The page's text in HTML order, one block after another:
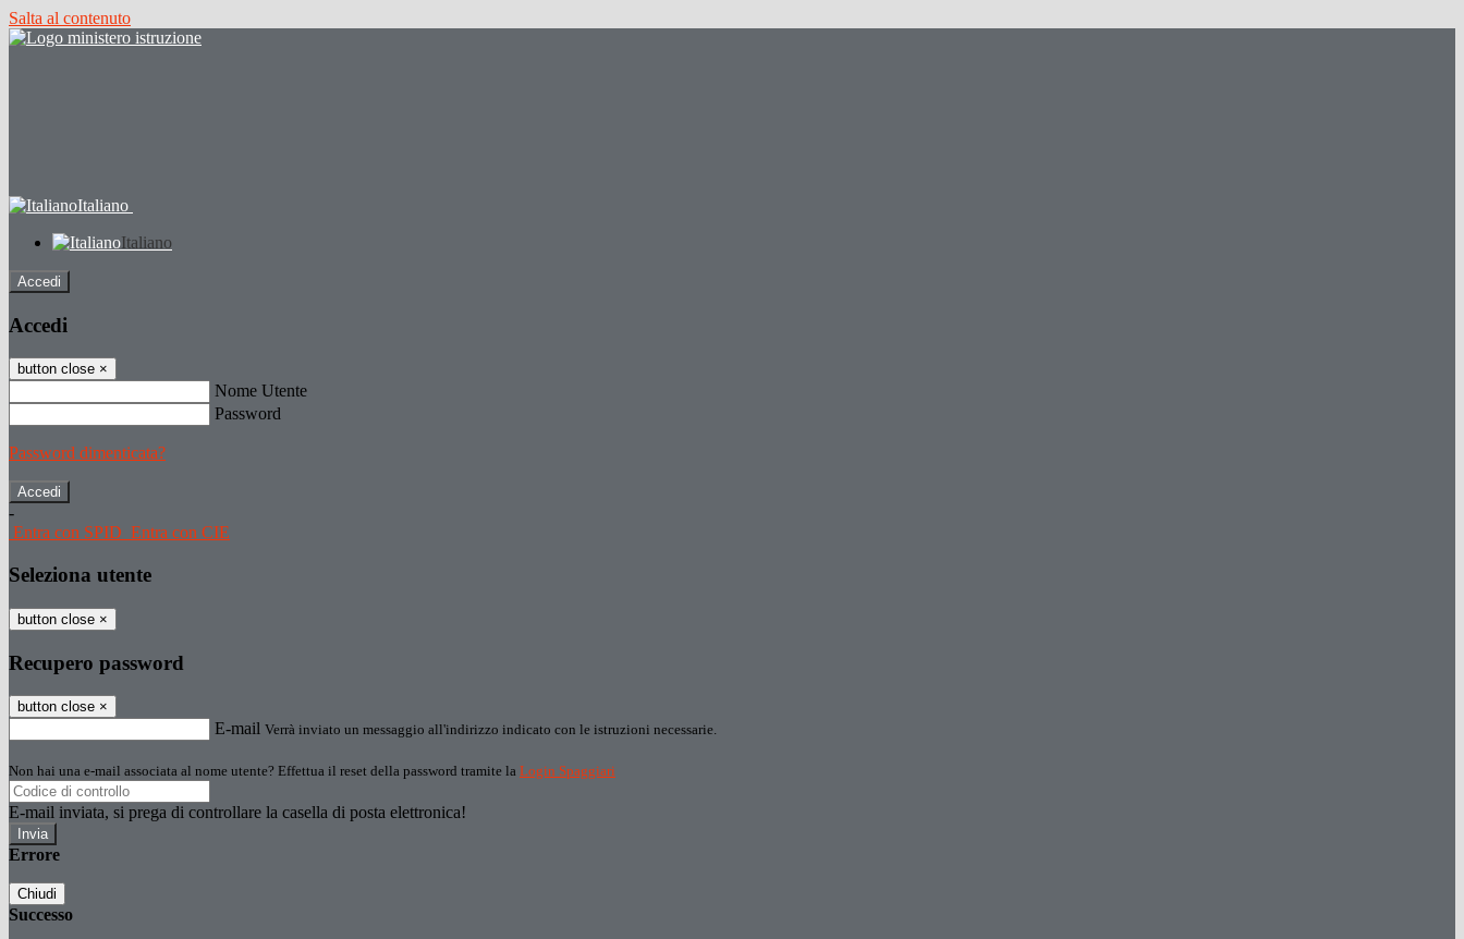
Salta al contenuto
Italiano
Italiano
Accedi
Accedi
button close ×
Nome Utente
Password
Password dimenticata?
-
Entra con SPID Entra con CIE
Seleziona utente
button close ×
Recupero password
button close ×
E-mail Verrà inviato un messaggio all'indirizzo indicato con le istruzioni necessarie.
Non hai una e-mail associata al nome utente? Effettua il reset della password tramite la Login Spaggiari
E-mail inviata, si prega di controllare la casella di posta elettronica!
Errore
Chiudi
Successo